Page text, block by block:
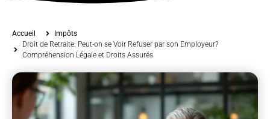
Accueil
Impôts
Droit de Retraite: Peut-on se Voir Refuser par son Employeur?
Compréhension Légale et Droits Assurés